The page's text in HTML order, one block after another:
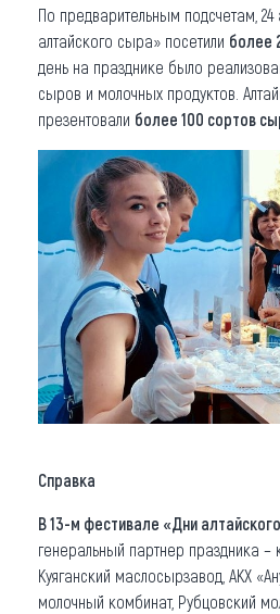
По предварительным подсчетам, 24
алтайского сыра» посетили более
день на празднике было
сыров и молочных продуктов.
презентовали более 100 сортов
Справка
В 13-м фестивале «Дни
генеральный партнер праздника –
Куяганский маслосырзавод, АКХ
молочный комбинат, Рубцовский